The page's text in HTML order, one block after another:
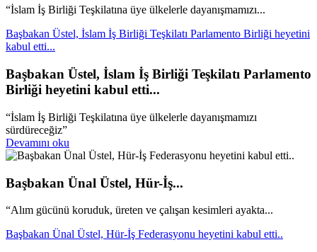
“İslam İş Birliği Teşkilatına üye ülkelerle dayanışmamızı...
Başbakan Üstel, İslam İş Birliği Teşkilatı Parlamento Birliği heyetini
kabul etti...
Başbakan Üstel, İslam İş Birliği Teşkilatı Parlamento
Birliği heyetini kabul etti...
“İslam İş Birliği Teşkilatına üye ülkelerle dayanışmamızı
sürdüreceğiz”
Devamını oku
Başbakan Ünal Üstel, Hür-İş...
“Alım gücünü koruduk, üreten ve çalışan kesimleri ayakta...
Başbakan Ünal Üstel, Hür-İş Federasyonu heyetini kabul etti..